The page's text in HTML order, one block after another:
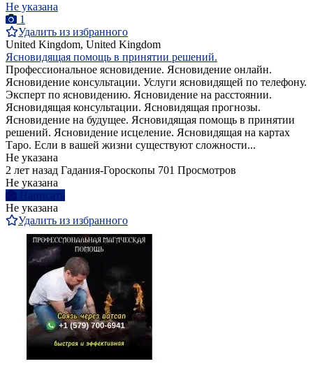
Не указана
1
Удалить из избранного
United Kingdom, United Kingdom
Ясновидящая помощь в принятии решений.
Профессиональное ясновидение. Ясновидение онлайн.
Ясновидение консультации. Услуги ясновидящей по телефону.
Эксперт по ясновидению. Ясновидение на расстоянии.
Ясновидящая консультации. Ясновидящая прогнозы.
Ясновидение на будущее. Ясновидящая помощь в принятии
решений. Ясновидение исцеление. Ясновидящая на картах
Таро. Если в вашей жизни существуют сложности...
Не указана
2 лет назад Гадания-Гороскопы 701 Просмотров
Не указана
Написать
Не указана
Удалить из избранного